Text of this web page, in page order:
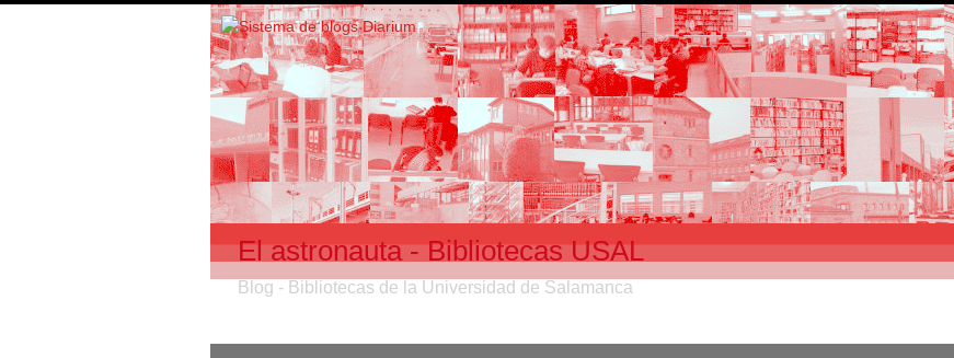
El astronauta - Bibliotecas USAL
Blog - Bibliotecas de la Universidad de Salamanca